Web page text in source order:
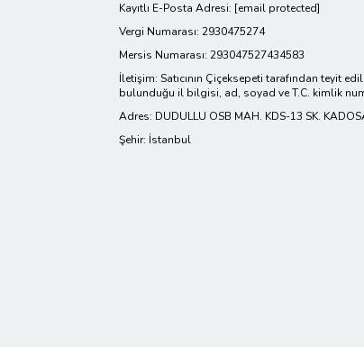
Kayıtlı E-Posta Adresi: [email protected]
Vergi Numarası: 2930475274
Mersis Numarası: 293047527434583
İletişim: Satıcının Çiçeksepeti tarafından teyit
bulunduğu il bilgisi, ad, soyad ve T.C. kimlik
Adres: DUDULLU OSB MAH. KDS-13 SK.
Şehir: İstanbul